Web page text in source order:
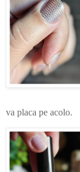
va placa pe acolo.